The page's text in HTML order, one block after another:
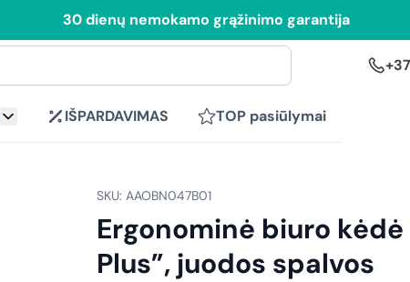
30 dienų nemokamo grąžinimo garantija
IŠPARDAVIMAS TOP pasiūlymai
SKU: AAOBN047B01
Ergonominė biuro kėdė
Plus”, juodos spalvos